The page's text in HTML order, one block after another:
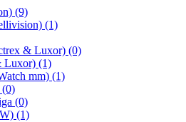
(9)
(1)
& Luxor) (0)
Luxor) (1)
mm) (1)
(0)
(0)
(1)